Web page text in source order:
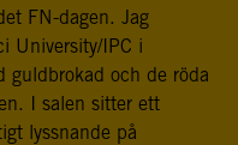
FN-dagen. Jag
University/IPC i
guldbrokad och de röda
I salen sitter ett
lyssnande på